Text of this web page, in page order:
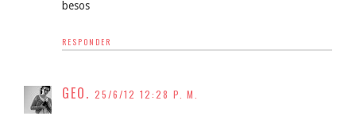
besos
RESPONDER
GEO. 25/6/12 12:28 P. M.